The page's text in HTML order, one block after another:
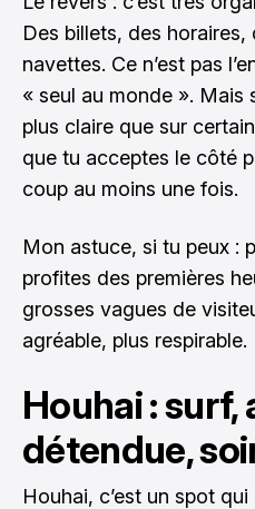
Des billets, des horaires,
navettes. Ce n’est pas
« seul au monde ». Mais
plus claire que sur
que tu acceptes le côté
coup au moins une fois.
Mon astuce, si tu peux :
profites des premières
grosses vagues de
agréable, plus respirable.
Houhai : surf,
détendue,
Houhai, c’est un spot